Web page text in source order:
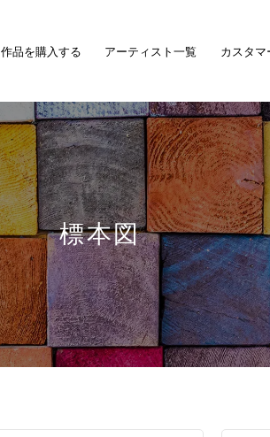
作品を購入する アーティスト一覧 カスタマ
標本図